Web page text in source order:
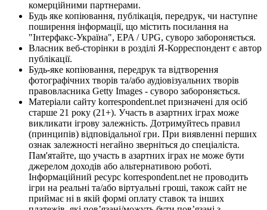
комерційними партнерами.
Будь яке копіювання, публікація, передрук, чи наступне
поширення інформації, що містить посилання на
"Інтерфакс-Україна", EPA / UPG, суворо забороняється.
Власник веб-сторінки в розділі Я-Корреспондент є автор
публікації.
Будь-яке копіювання, передрук та відтворення
фотографічних творів та/або аудіовізуальних творів
правовласника Getty Images - суворо забороняється.
Матеріали сайту korrespondent.net призначені для осіб
старше 21 року (21+). Участь в азартних іграх може
викликати ігрову залежність. Дотримуйтесь правил
(принципів) відповідальної гри. При виявленні перших
ознак залежності негайно зверніться до спеціаліста.
Пам'ятайте, що участь в азартних іграх не може бути
джерелом доходів або альтернативою роботі.
Інформаційний ресурс korrespondent.net не проводить
ігри на реальні та/або віртуальні гроші, також сайт не
приймає ні в якій формі оплату ставок та інших